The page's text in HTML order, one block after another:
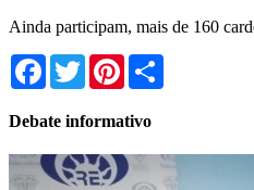
Ainda participam, mais de 160
Facebook
TwitterPinterest
Debate informativo